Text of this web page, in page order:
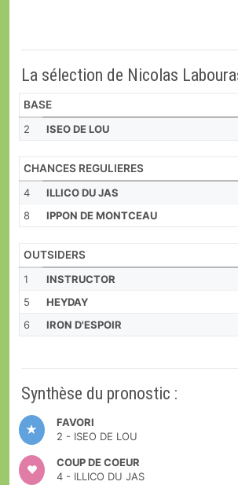
La sélection de Nicolas
BASE
2
ISEO DE LOU
CHANCES REGULIERES
4
ILLICO DU JAS
8
IPPON DE MONTCEAU
OUTSIDERS
1
INSTRUCTOR
5
HEYDAY
6
IRON D'ESPOIR
Synthèse du pronostic :
FAVORI
2 - ISEO DE LOU
COUP DE COEUR
4 - ILLICO DU JAS